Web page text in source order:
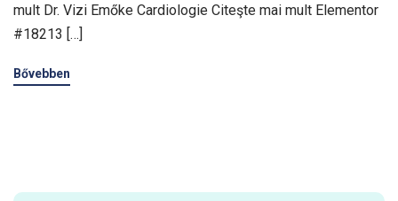
mult Dr. Vizi Emőke Cardiologie Citeşte mai mult Elementor
#18213 […]
Bővebben